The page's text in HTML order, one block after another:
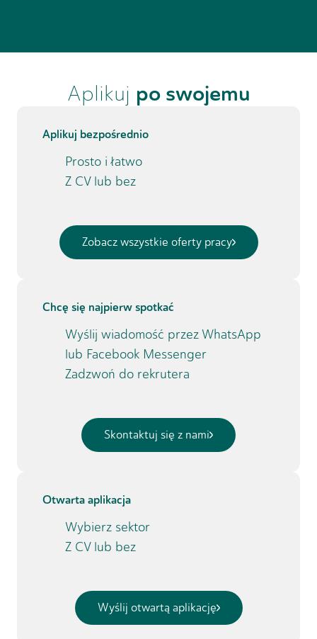
Aplikuj po swojemu
Aplikuj bezpośrednio
Prosto i łatwo
Z CV lub bez
Zobacz wszystkie oferty pracy
Chcę się najpierw spotkać
Wyślij wiadomość przez WhatsApp
lub Facebook Messenger
Zadzwoń do rekrutera
Skontaktuj się z nami
Otwarta aplikacja
Wybierz sektor
Z CV lub bez
Wyślij otwartą aplikację